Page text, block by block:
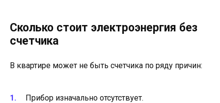
Сколько стоит электроэнергия без
счетчика
В квартире может не быть счетчика по ряду причин:
Прибор изначально отсутствует.